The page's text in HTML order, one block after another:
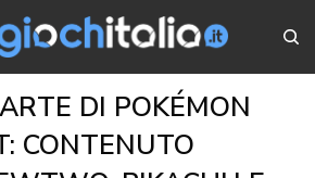
DI POKÉMON
CONTENUTO